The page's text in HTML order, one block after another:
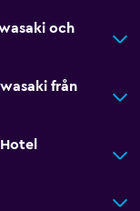
och
från